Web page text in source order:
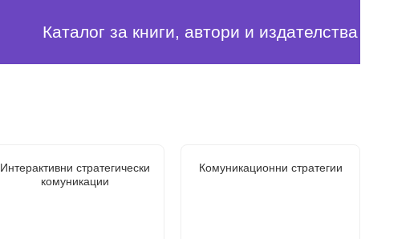
Каталог за книги, автори и издателства
Интерактивни стратегически
комуникации
Комуникационни стратегии